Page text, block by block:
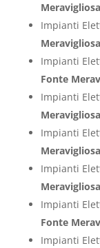
Meravigliosa
Impianti
Meravigliosa
Impianti
Fonte
Impianti
Meravigliosa
Impianti
Meravigliosa
Impianti
Meravigliosa
Impianti
Fonte
Impianti